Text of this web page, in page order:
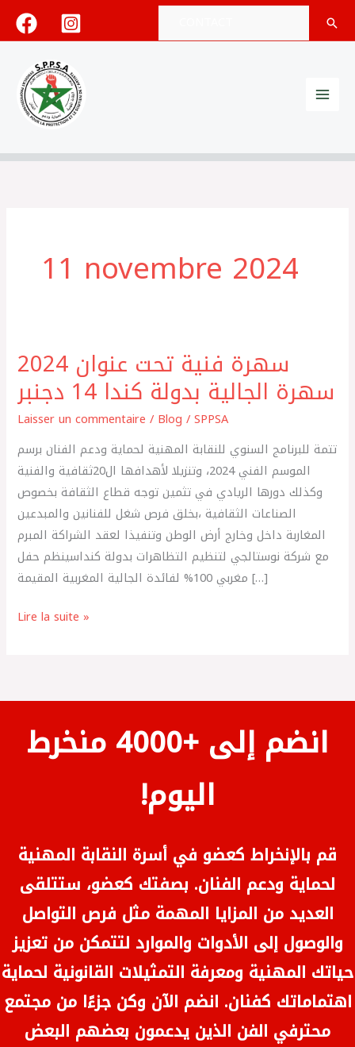
Aller
11 novembre 2024
2024 سهرة فنية تحت عنوان
سهرة الجالية بدولة كندا 14 دجنبر
Laisser un commentaire / Blog /SPPSA
تتمة للبرنامج السنوي للنقابة المهنية لحماية ودعم الفنان برسم
الموسم الفني 2024، وتنزيلا لأهدافها ال20ثقافية والفنية
وكذلك دورها الريادي في تثمين توجه قطاع الثقافة بخصوص
الصناعات الثقافية ،بخلق فرص شغل للفنانين والمبدعين
المغاربة داخل وخارج أرض الوطن وتنفيذا لعقد الشراكة المبرم
مع شركة نوستالجي لتنظيم التظاهرات بدولة كنداسينظم حفل
مغربي 100% لفائدة الجالية المغربية المقيمة […]
2024
سهرة
فنية
تحت
عنوان
سهرة
الجالية
بدولة
كندا
14
دجنبر
Lire la suite »
انضم إلى +4000 منخرط
اليوم!
قم بالإنخراط كعضو في أسرة النقابة المهنية
لحماية ودعم الفنان. بصفتك كعضو، ستتلقى
العديد من المزايا المهمة مثل فرص التواصل
والوصول إلى الأدوات والموارد لتتمكن من تعزيز
حياتك المهنية ومعرفة التمثيلات القانونية لحماية
اهتماماتك كفنان. انضم الآن وكن جزءًا من مجتمع
محترفي الفن الذين يدعمون بعضهم البعض